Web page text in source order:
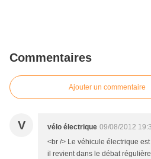
Commentaires
Ajouter un commentaire
V vélo électrique 09/08/2012
<br /> Le véhicule électrique
il revient dans le débat